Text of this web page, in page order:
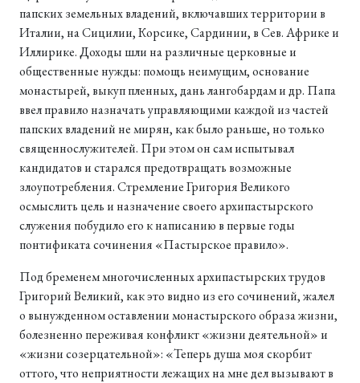
папских земельных владений, включавших территории в
Италии, на Сицилии, Корсике, Сардинии, в Сев. Африке и
Иллирике. Доходы шли на различные церковные и
общественные нужды: помощь неимущим, основание
монастырей, выкуп пленных, дань лангобардам и др. Папа
ввел правило назначать управляющими каждой из частей
папских владений не мирян, как было раньше, но только
священнослужителей. При этом он сам испытывал
кандидатов и старался предотвращать возможные
злоупотребления. Стремление Григория Великого
осмыслить цель и назначение своего архипастырского
служения побудило его к написанию в первые годы
понтификата сочинения «Пастырское правило».
Под бременем многочисленных архипастырских трудов
Григорий Великий, как это видно из его сочинений, жалел
о вынужденном оставлении монастырского образа жизни,
болезненно переживая конфликт «жизни деятельной» и
«жизни созерцательной»: «Теперь душа моя скорбит
оттого, что неприятности лежащих на мне дел вызывают в